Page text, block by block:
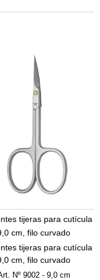
tijeras para cutícula
cm, filo curvado
tijeras para cutícula
cm, filo curvado
Nº 9002 - 9,0 cm